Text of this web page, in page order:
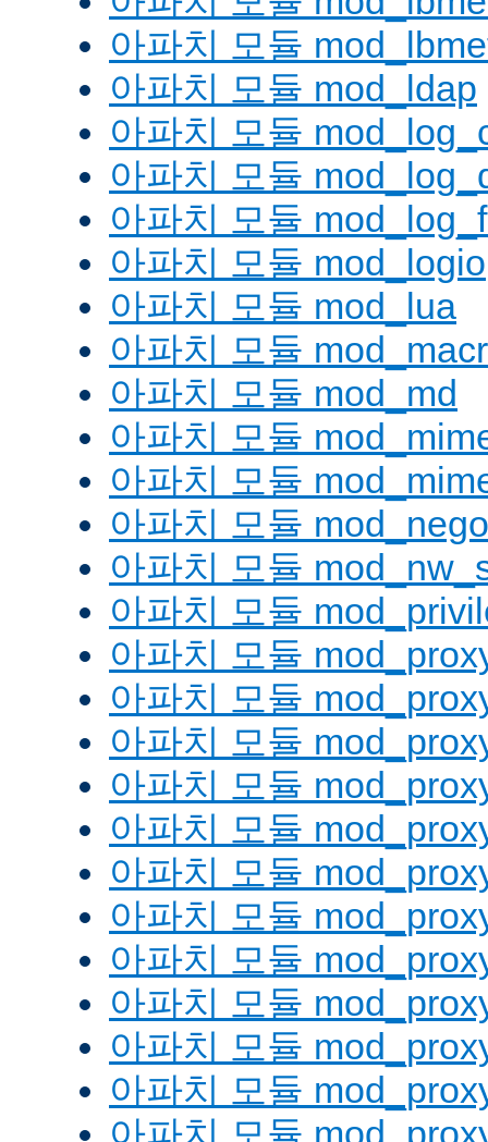
아파치 모듈
아파치 모듈 mod_ldap
아파치 모듈
아파치 모듈
아파치 모듈
아파치 모듈 mod_logio
아파치 모듈 mod_lua
아파치 모듈
아파치 모듈 mod_md
아파치 모듈
아파치 모듈
아파치 모듈
아파치 모듈
아파치 모듈
아파치 모듈
아파치 모듈
아파치 모듈
아파치 모듈
아파치 모듈
아파치 모듈
아파치 모듈
아파치 모듈
아파치 모듈
아파치 모듈
아파치 모듈
아파치 모듈